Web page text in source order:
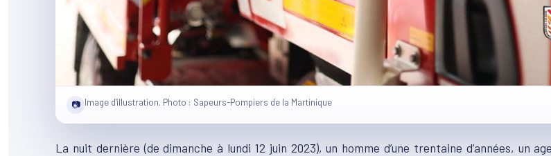
📷 Image d'illustration. Photo : Sapeurs-Pompiers de la Martinique
La nuit dernière (de dimanche à lundi 12 juin 2023), un homme d’une trentaine d’années, un